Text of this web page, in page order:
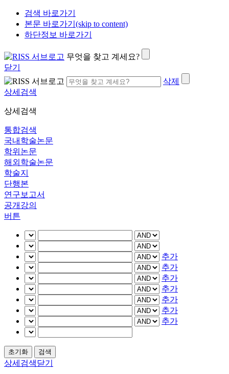
검색 바로가기
본문 바로가기(skip to content)
하단정보 바로가기
무엇을 찾고 계세요?
닫기
삭제
상세검색
상세검색
통합검색
국내학술논문
학위논문
해외학술논문
학술지
단행본
연구보고서
공개강의
버튼
추가
추가
추가
추가
추가
추가
추가
상세검색닫기